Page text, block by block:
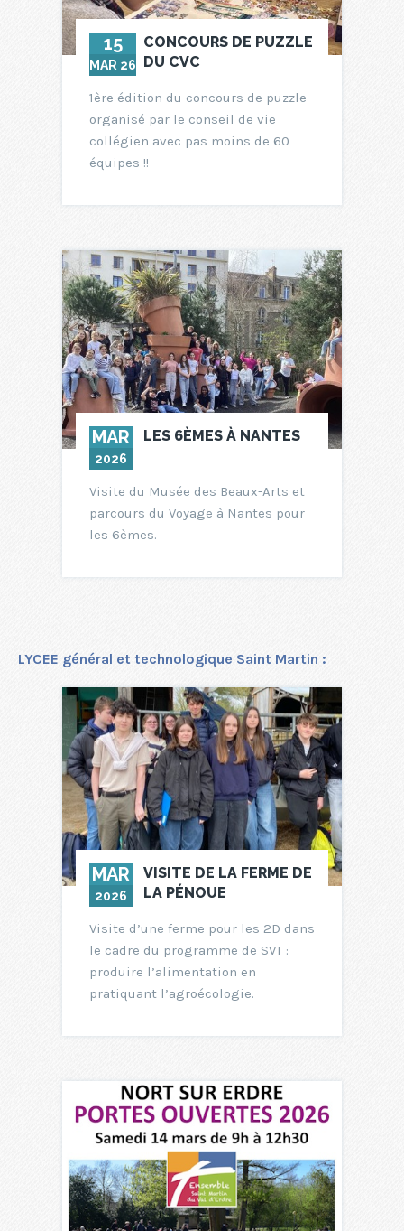
15
MAR 26
CONCOURS DE PUZZLE
DU CVC
1ère édition du concours de puzzle
organisé par le conseil de vie
collégien avec pas moins de 60
équipes !!
MAR
2026
LES 6ÈMES À NANTES
Visite du Musée des Beaux-Arts et
parcours du Voyage à Nantes pour
les 6èmes.
LYCEE général et technologique Saint Martin :
MAR
2026
VISITE DE LA FERME DE
LA PÉNOUE
Visite d’une ferme pour les 2D dans
le cadre du programme de SVT :
produire l’alimentation en
pratiquant l’agroécologie.